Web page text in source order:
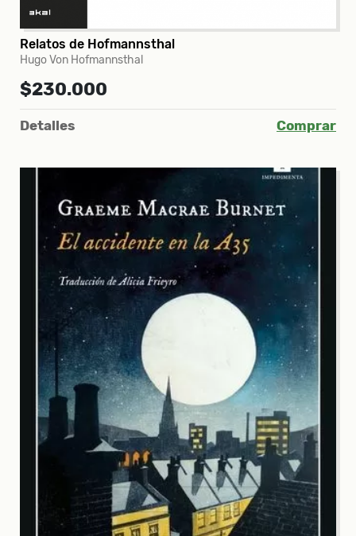
Relatos de Hofmannsthal
Hugo Von Hofmannsthal
$230.000
Detalles Comprar